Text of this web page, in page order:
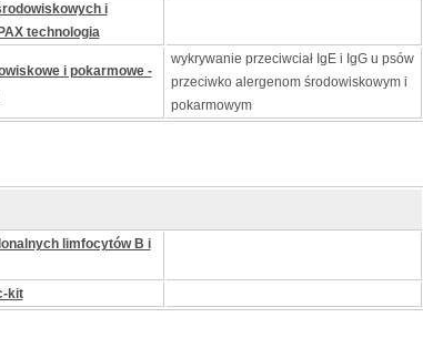
i
technologia
i pokarmowe -
wykrywanie przeciwciał IgE i IgG u psów
przeciwko alergenom środowiskowym i
pokarmowym
limfocytów B i
kit